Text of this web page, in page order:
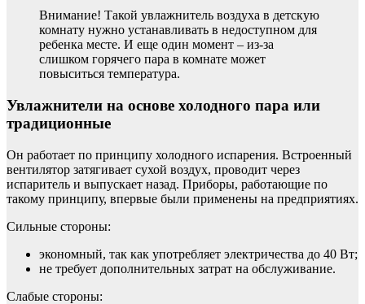
Внимание! Такой увлажнитель воздуха в детскую
комнату нужно устанавливать в недоступном для
ребенка месте. И еще один момент – из-за
слишком горячего пара в комнате может
повыситься температура.
Увлажнители на основе холодного пара или
традиционные
Он работает по принципу холодного испарения. Встроенный
вентилятор затягивает сухой воздух, проводит через
испаритель и выпускает назад. Приборы, работающие по
такому принципу, впервые были применены на предприятиях.
Сильные стороны:
экономный, так как употребляет электричества до 40 Вт;
не требует дополнительных затрат на обслуживание.
Слабые стороны: